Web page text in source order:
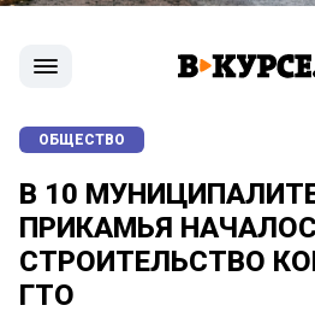
ОБЩЕСТВО
В 10
ПРИКАМЬЯ
СТРОИТЕЛЬСТВО
ГТО